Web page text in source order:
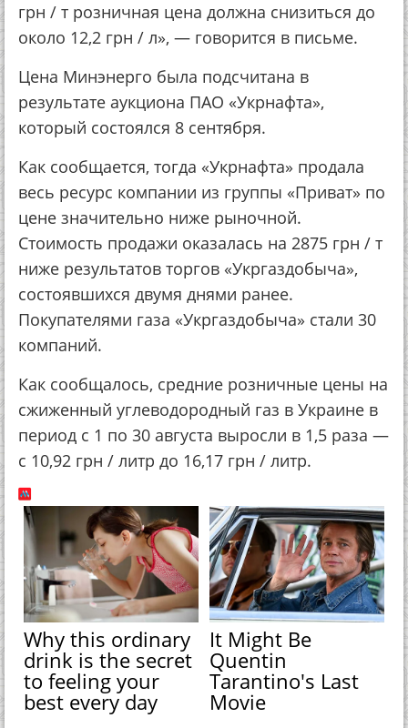
грн / т розничная цена должна снизиться до
около 12,2 грн / л», — говорится в письме.
Цена Минэнерго была подсчитана в
результате аукциона ПАО «Укрнафта»,
который состоялся 8 сентября.
Как сообщается, тогда «Укрнафта» продала
весь ресурс компании из группы «Приват» по
цене значительно ниже рыночной.
Стоимость продажи оказалась на 2875 грн / т
ниже результатов торгов «Укргаздобыча»,
состоявшихся двумя днями ранее.
Покупателями газа «Укргаздобыча» стали 30
компаний.
Как сообщалось, средние розничные цены на
сжиженный углеводородный газ в Украине в
период с 1 по 30 августа выросли в 1,5 раза —
с 10,92 грн / литр до 16,17 грн / литр.
Why this ordinary
drink is the secret
to feeling your
best every day
It Might Be
Quentin
Tarantino's Last
Movie